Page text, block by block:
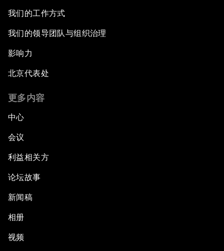
我们的工作方式
我们的领导团队与组织治理
影响力
北京代表处
更多内容
中心
会议
利益相关方
论坛故事
新闻稿
相册
视频